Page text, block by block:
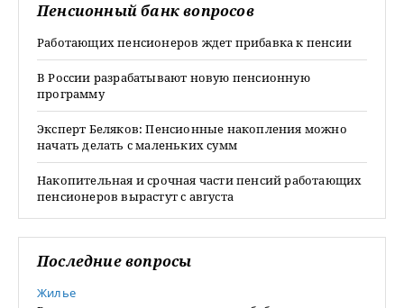
Пенсионный банк вопросов
Работающих пенсионеров ждет прибавка к пенсии
В России разрабатывают новую пенсионную
программу
Эксперт Беляков: Пенсионные накопления можно
начать делать с маленьких сумм
Накопительная и срочная части пенсий работающих
пенсионеров вырастут с августа
Последние вопросы
Жилье